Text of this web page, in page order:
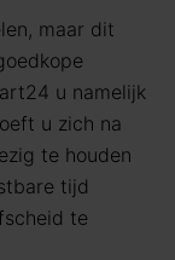
maar dit
u namelijk
u zich na
te houden
tijd
te